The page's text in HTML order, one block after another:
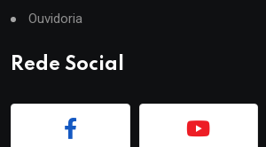
Ouvidoria
Rede Social